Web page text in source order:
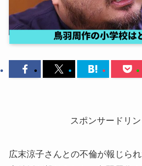
スポンサードリン
広末涼子さんとの不倫が報じら